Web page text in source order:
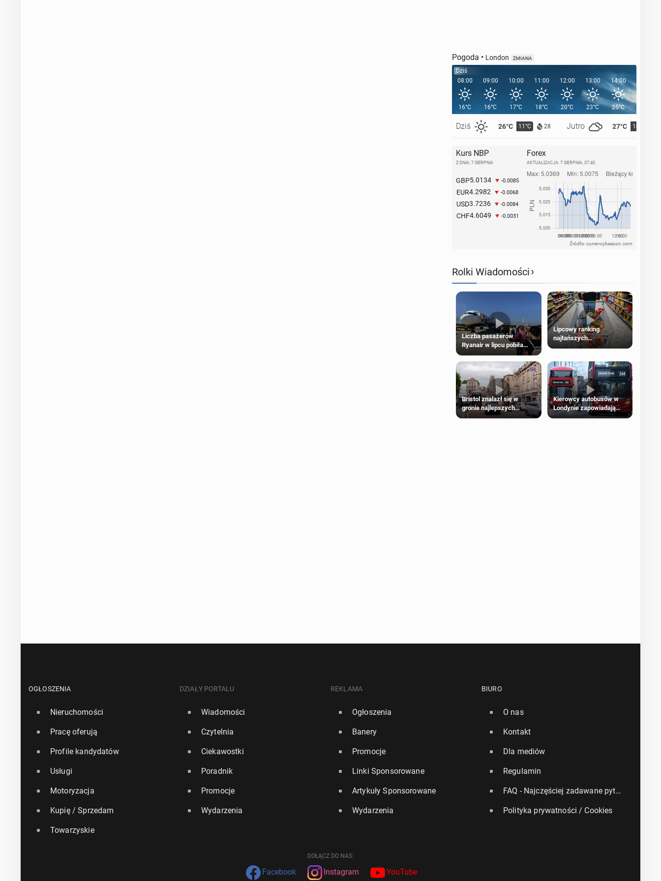
Pogoda • London ZMIANA
Dziś
08:00
16°C
Dziś 26°C 11°C 28 Jutro 27°C 14°C
09:00
16°C
10:00
17°C
11:00
18°C
12:00
20°C
13:00
23°C
14:00
25°C
15:00
Kurs NBP
Z DNIA: 7 SIERPNIA
GBP5.0134 -0.0085
EUR4.2982 -0.0068
USD3.7236 -0.0084
CHF4.6049 -0.0031
Forex
AKTUALIZACJA: 7 SIERPNIA, 07:40
Źródło: currencybeacon.com
Rolki Wiadomości›
Liczba pasażerów
Ryanair w lipcu pobiła
rekord
Lipcowy ranking
najtańszych
supermarketów
Bristol znalazł się w
gronie najlepszych
kierunków podróży na
Kierowcy autobusów w
Londynie zapowiadają
strajki
OGŁOSZENIA
Nieruchomości
Pracę oferują
Profile kandydatów
Usługi
Motoryzacja
Kupię / Sprzedam
Towarzyskie
DZIAŁY PORTALU
Wiadomości
Czytelnia
Ciekawostki
Poradnik
Promocje
Wydarzenia
REKLAMA
Ogłoszenia
Banery
Promocje
Linki Sponsorowane
Artykuły Sponsorowane
Wydarzenia
BIURO
O nas
Kontakt
Dla mediów
Regulamin
FAQ - Najczęściej zadawane pytania
Polityka prywatności / Cookies
DOŁĄCZ DO NAS:
Facebook Instagram YouTube